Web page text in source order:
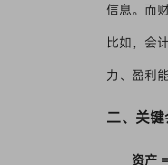
信息。而
比如，会
力、盈利
二、关
资产